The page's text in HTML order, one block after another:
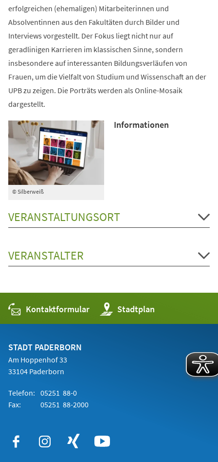
erfolgreichen (ehemaligen) Mitarbeiterinnen und
Absolventinnen aus den Fakultäten durch Bilder und
Interviews vorgestellt. Der Fokus liegt nicht nur auf
geradlinigen Karrieren im klassischen Sinne, sondern
insbesondere auf interessanten Bildungsverläufen von
Frauen, um die Vielfalt von Studium und Wissenschaft an der
UPB zu zeigen. Die Porträts werden als Online-Mosaik
dargestellt.
© Silberweiß
Informationen
VERANSTALTUNGSORT
VERANSTALTER
Kontaktformular Stadtplan
(Öffnet
in
einem
STADT PADERBORN
Am Hoppenhof 33
33104 Paderborn
Telefon: 05251 88-0
Fax:
05251 88-2000